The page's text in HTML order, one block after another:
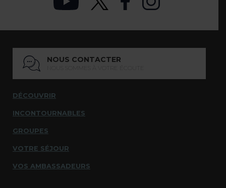
NOUS CONTACTER
DÉCOUVRIR
INCONTOURNABLES
GROUPES
VOTRE SÉJOUR
VOS AMBASSADEURS